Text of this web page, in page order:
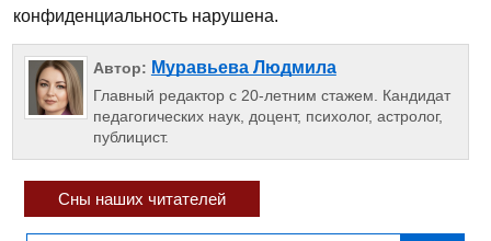
конфиденциальность нарушена.
Автор: Муравьева Людмила
Главный редактор с 20-летним стажем. Кандидат
педагогических наук, доцент, психолог, астролог,
публицист.
Сны наших читателей